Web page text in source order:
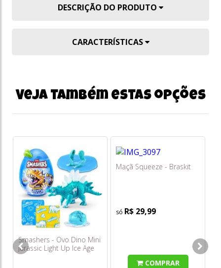
DESCRIÇÃO DO PRODUTO
CARACTERÍSTICAS
Veja também estas opções
Smashers - Ovo Dino Mini
Jurassic Light Up Ice Age
Médio com 6 Surpresas
Maçã Squeeze - Braskit
R$ 29,99
COMPRAR